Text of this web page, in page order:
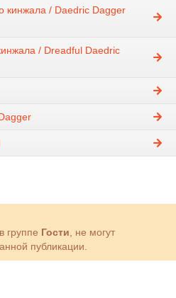
кинжала / Daedric Dagger
/ Dreadful Daedric
группе Гости, не могут
публикации.